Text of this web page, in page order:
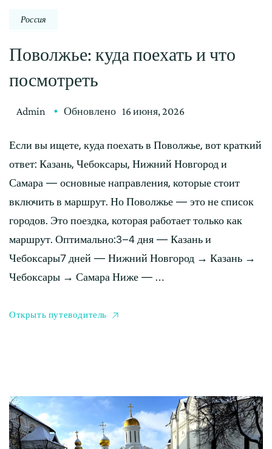
Россия
Поволжье: куда поехать и что
посмотреть
Admin Обновлено 16 июня, 2026
Если вы ищете, куда поехать в Поволжье, вот краткий
ответ: Казань, Чебоксары, Нижний Новгород и
Самара — основные направления, которые стоит
включить в маршрут. Но Поволжье — это не список
городов. Это поездка, которая работает только как
маршрут. Оптимально:3–4 дня — Казань и
Чебоксары7 дней — Нижний Новгород → Казань →
Чебоксары → Самара Ниже — …
Открыть путеводитель